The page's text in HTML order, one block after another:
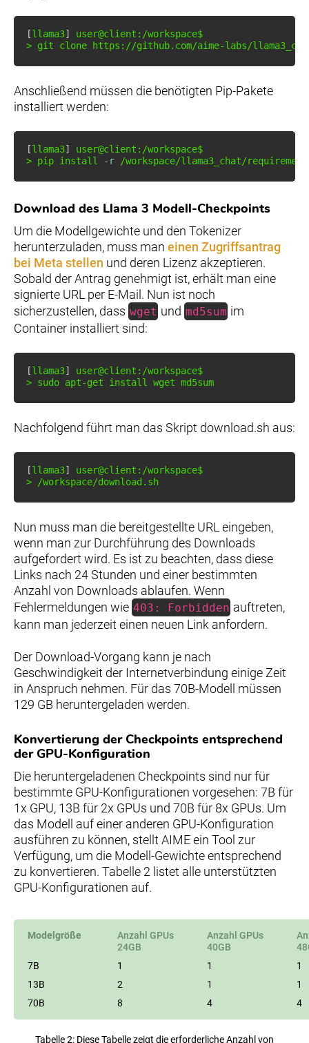
[llama3]
> git clone https://github.com/aime-labs/
Anschließend müssen die benötigten Pip-Pakete
installiert werden:
[llama3]
> pip install -r /workspace/llama3_chat/
Download des Llama 3 Modell-Checkpoints
Um die Modellgewichte und den Tokenizer
herunterzuladen, muss man einen Zugriffsantrag
bei Meta stellen und deren Lizenz akzeptieren.
Sobald der Antrag genehmigt ist, erhält man eine
signierte URL per E-Mail. Nun ist noch
sicherzustellen, dass wget und md5sum im
Container installiert sind:
[llama3]
> sudo apt-get install wget md5sum
Nachfolgend führt man das Skript download.sh aus:
[llama3]
> /workspace/download.sh
Nun muss man die bereitgestellte URL eingeben,
wenn man zur Durchführung des Downloads
aufgefordert wird. Es ist zu beachten, dass diese
Links nach 24 Stunden und einer bestimmten
Anzahl von Downloads ablaufen. Wenn
Fehlermeldungen wie 403: Forbidden auftreten,
kann man jederzeit einen neuen Link anfordern.
Der Download-Vorgang kann je nach
Geschwindigkeit der Internetverbindung einige Zeit
in Anspruch nehmen. Für das 70B-Modell müssen
129 GB heruntergeladen werden.
Konvertierung der Checkpoints entsprechend
der GPU-Konfiguration
Die heruntergeladenen Checkpoints sind nur für
bestimmte GPU-Konfigurationen vorgesehen: 7B für
1x GPU, 13B für 2x GPUs und 70B für 8x GPUs. Um
das Modell auf einer anderen GPU-Konfiguration
ausführen zu können, stellt AIME ein Tool zur
Verfügung, um die Modell-Gewichte entsprechend
zu konvertieren. Tabelle 2 listet alle unterstützten
GPU-Konfigurationen auf.
Modelgröße
Anzahl GPUs
24GB
Anzahl GPUs
40GB
7B
1 1
1
13B
2 1
1
70B
8 4 4
Tabelle 2: Diese Tabelle zeigt die erforderliche Anzahl von